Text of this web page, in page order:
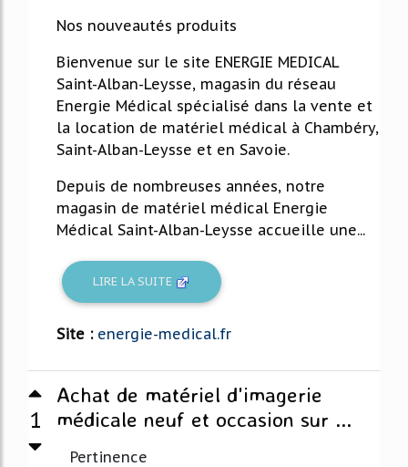
Nos nouveautés produits
Bienvenue sur le site ENERGIE MEDICAL
Saint-Alban-Leysse, magasin du réseau
Energie Médical spécialisé dans la vente et
la location de matériel médical à Chambéry,
Saint-Alban-Leysse et en Savoie.
Depuis de nombreuses années, notre
magasin de matériel médical Energie
Médical Saint-Alban-Leysse accueille une...
LIRE LA SUITE
Site : energie-medical.fr
1
Achat de matériel d'imagerie
médicale neuf et occasion sur ...
Pertinence